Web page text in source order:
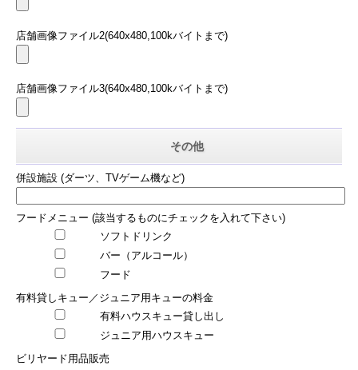
店舗画像ファイル2(640x480,100kバイトまで)
店舗画像ファイル3(640x480,100kバイトまで)
その他
併設施設 (ダーツ、TVゲーム機など)
フードメニュー (該当するものにチェックを入れて下さい)
ソフトドリンク
バー（アルコール）
フード
有料貸しキュー／ジュニア用キューの料金
有料ハウスキュー貸し出し
ジュニア用ハウスキュー
ビリヤード用品販売